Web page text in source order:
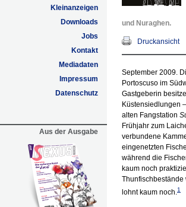
Kleinanzeigen
Downloads
Jobs
Kontakt
Mediadaten
Impressum
Datenschutz
Aus der Ausgabe
und Nuraghen.
Druckansicht
September 2009.
Portoscuso im
Gastgeberin
Küstensiedlungen
alten Fangstation
Frühjahr zum
verbundene
eingenetzten
während die
kaum noch
Thunfischbestände
lohnt kaum noch.1